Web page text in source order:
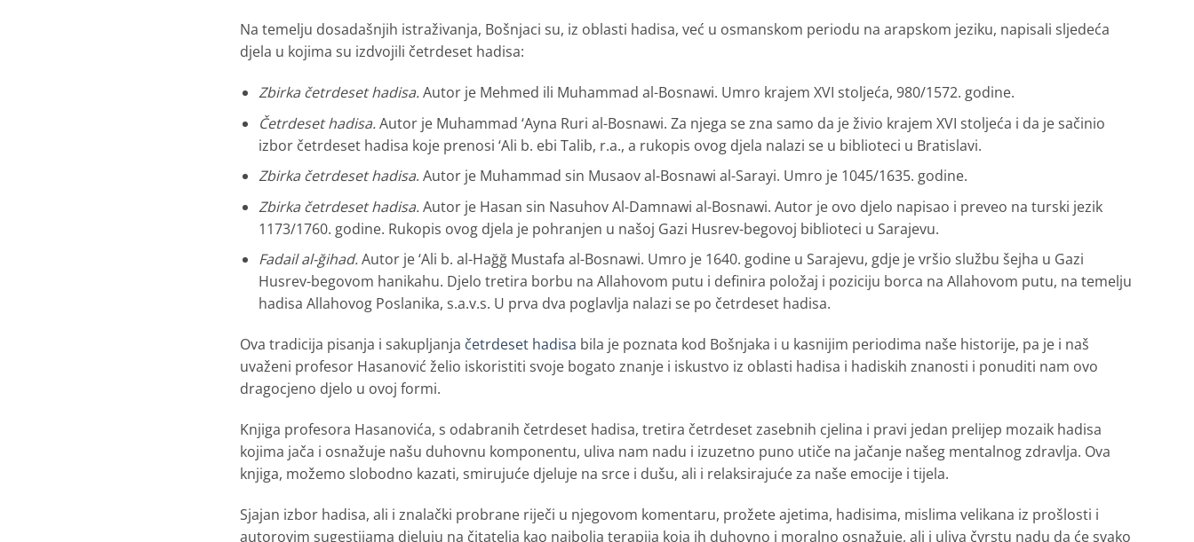
Na temelju dosadašnjih istraživanja, Bošnjaci su, iz oblasti hadisa, već u osmanskom periodu na arapskom jeziku, napisali sljedeća
djela u kojima su izdvojili četrdeset hadisa:
Zbirka četrdeset hadisa.Autor je Mehmed ili Muhammad al-Bosnawi. Umro krajem XVI stoljeća, 980/1572. godine.
Četrdeset hadisa.Autor je Muhammad ‘Ayna Ruri al-Bosnawi. Za njega se zna samo da je živio krajem XVI stoljeća i da je sačinio
izbor četrdeset hadisa koje prenosi ‘Ali b. ebi Talib, r.a., a rukopis ovog djela nalazi se u biblioteci u Bratislavi.
Zbirka četrdeset hadisa. Autor je Muhammad sin Musaov al-Bosnawi al-Sarayi. Umro je 1045/1635. godine.
Zbirka četrdeset hadisa.Autor je Hasan sin Nasuhov Al-Damnawi al-Bosnawi. Autor je ovo djelo napisao i preveo na turski jezik
1173/1760. godine. Rukopis ovog djela je pohranjen u našoj Gazi Husrev-begovoj biblioteci u Sarajevu.
Fadail al-ğihad.Autor je ‘Ali b. al-Hağğ Mustafa al-Bosnawi. Umro je 1640. godine u Sarajevu, gdje je vršio službu šejha u Gazi
Husrev-begovom hanikahu. Djelo tretira borbu na Allahovom putu i definira položaj i poziciju borca na Allahovom putu, na temelju
hadisa Allahovog Poslanika, s.a.v.s. U prva dva poglavlja nalazi se po četrdeset hadisa.
Ova tradicija pisanja i sakupljanja četrdeset hadisa bila je poznata kod Bošnjaka i u kasnijim periodima naše historije, pa je i naš
uvaženi profesor Hasanović želio iskoristiti svoje bogato znanje i iskustvo iz oblasti hadisa i hadiskih znanosti i ponuditi nam ovo
dragocjeno djelo u ovoj formi.
Knjiga profesora Hasanovića, s odabranih četrdeset hadisa, tretira četrdeset zasebnih cjelina i pravi jedan prelijep mozaik hadisa
kojima jača i osnažuje našu duhovnu komponentu, uliva nam nadu i izuzetno puno utiče na jačanje našeg mentalnog zdravlja. Ova
knjiga, možemo slobodno kazati, smirujuće djeluje na srce i dušu, ali i relaksirajuće za naše emocije i tijela.
Sjajan izbor hadisa, ali i znalački probrane riječi u njegovom komentaru, prožete ajetima, hadisima, mislima velikana iz prošlosti i
autorovim sugestijama djeluju na čitatelja kao najbolja terapija koja ih duhovno i moralno osnažuje, ali i uliva čvrstu nadu da će svako